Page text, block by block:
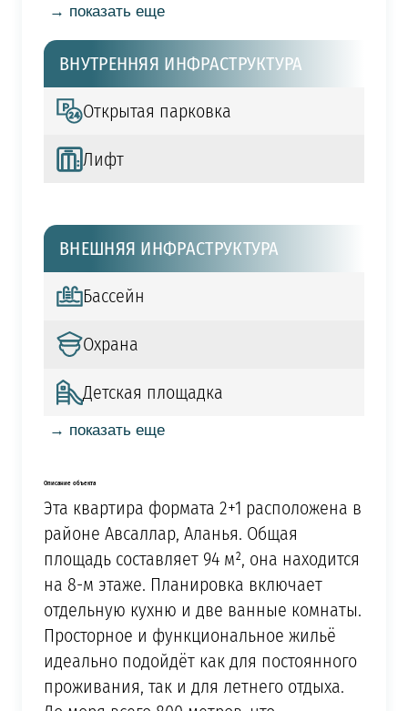
→ показать еще
ВНУТРЕННЯЯ ИНФРАСТРУКТУРА
Открытая парковка
Лифт
ВНЕШНЯЯ ИНФРАСТРУКТУРА
Бассейн
Охрана
Детская площадка
→ показать еще
Описание объекта
Эта квартира формата 2+1 расположена в
районе Авсаллар, Аланья. Общая
площадь составляет 94 м², она находится
на 8-м этаже. Планировка включает
отдельную кухню и две ванные комнаты.
Просторное и функциональное жильё
идеально подойдёт как для постоянного
проживания, так и для летнего отдыха.